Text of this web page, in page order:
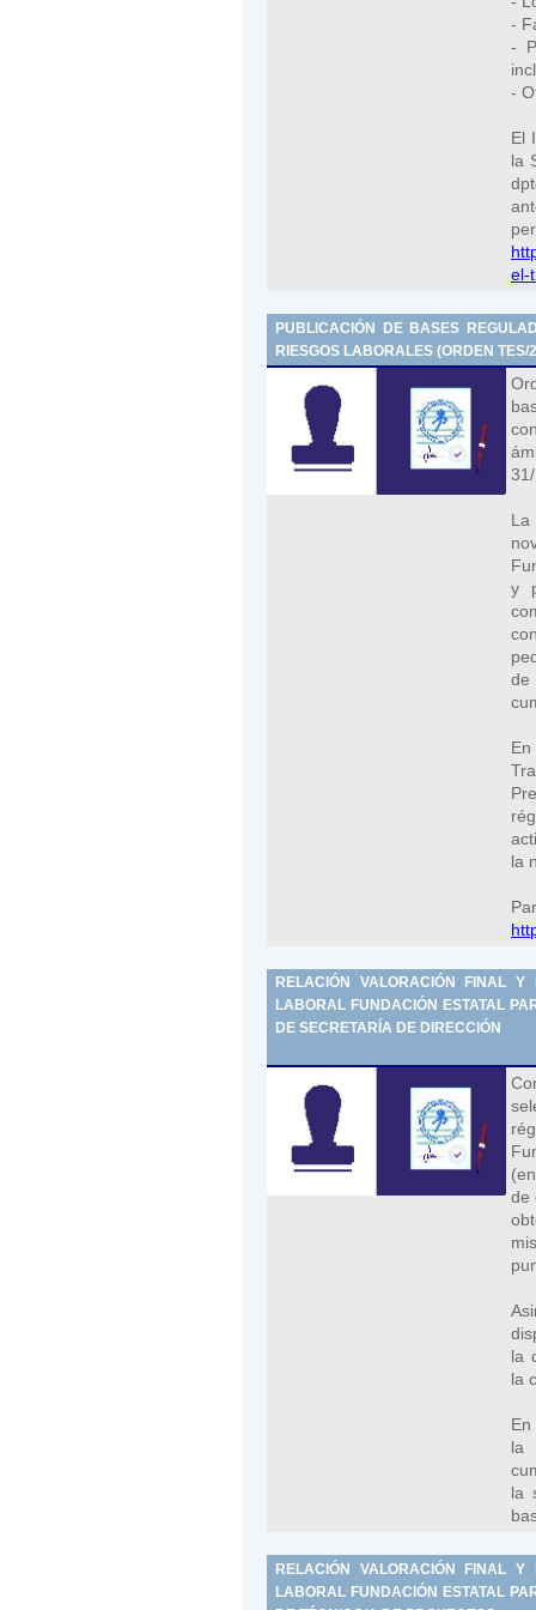
-
-
-
El
la
el-
PUBLICACIÓN DE BASES
RIESGOS LABORALES (ORDEN
y
la
RELACIÓN VALORACIÓN FINAL Y
LABORAL FUNDACIÓN ESTATAL
DE SECRETARÍA DE DIRECCIÓN
de
la
la
la
la
RELACIÓN VALORACIÓN FINAL Y
LABORAL FUNDACIÓN ESTATAL